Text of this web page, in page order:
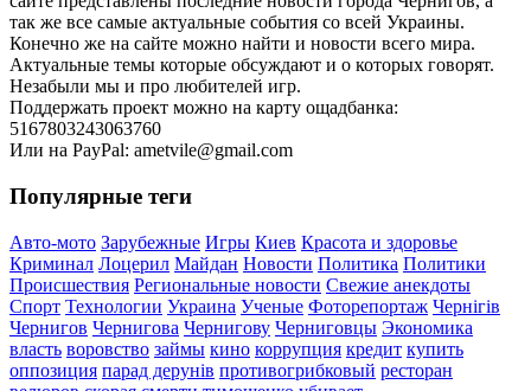
так же все самые актуальные события со всей Украины.
Конечно же на сайте можно найти и новости всего мира.
Актуальные темы которые обсуждают и о которых говорят.
Незабыли мы и про любителей игр.
Поддержать проект можно на карту ощадбанка:
5167803243063760
Или на PayPal: ametvile@gmail.com
Популярные теги
Авто-мото Зарубежные Игры Киев Красота и здоровье
Криминал Лоцерил Майдан Новости Политика Политики
Происшествия Региональные новости Свежие анекдоты
Спорт Технологии Украина Ученые Фоторепортаж Чернігів
Чернигов Чернигова Чернигову Черниговцы Экономика
власть воровство займы кино коррупция кредит купить
оппозиция парад дерунів противогрибковый ресторан